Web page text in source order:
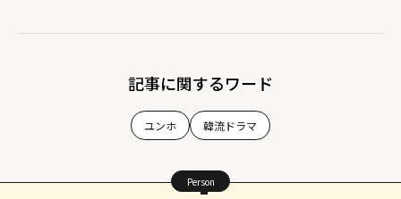
記事に関するワード
ユンホ 韓流ドラマ
Person